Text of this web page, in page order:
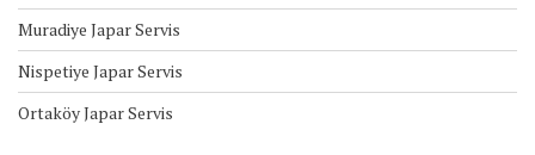
Muradiye Japar Servis
Nispetiye Japar Servis
Ortaköy Japar Servis